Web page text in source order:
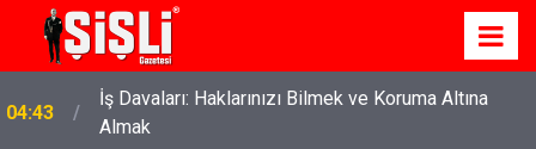
04:43
İş Davaları: Haklarınızı Bilmek ve Koruma Altına
Almak